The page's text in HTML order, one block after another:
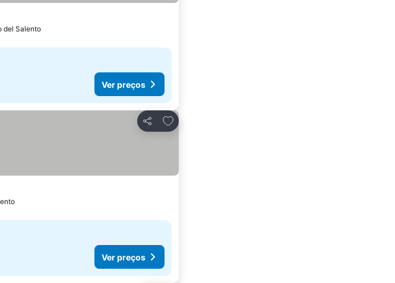
del Salento
Ver preços
Partilhar
Adicionar aos favoritos
Ver preços